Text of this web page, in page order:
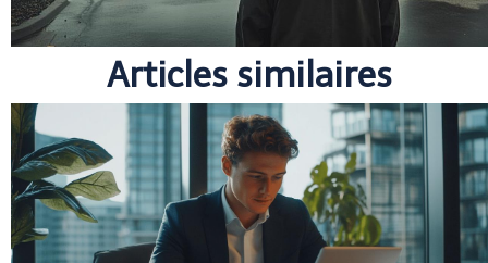
Articles similaires